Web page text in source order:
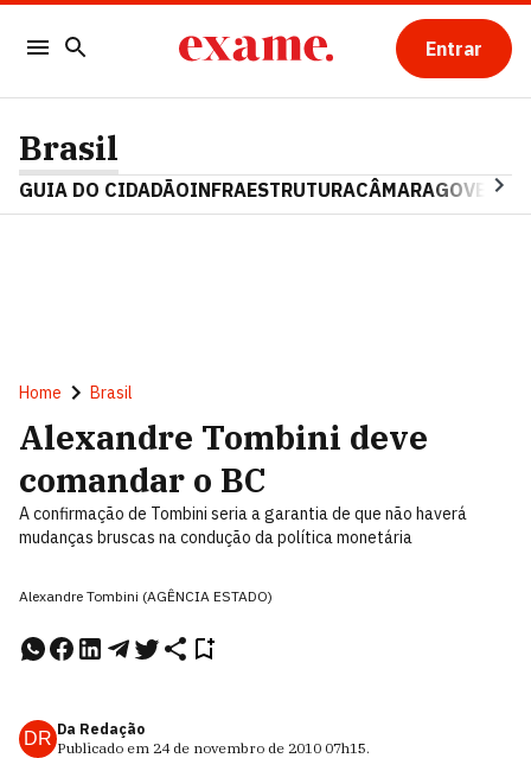
Entrar
Brasil
GUIA DO CIDADÃOINFRAESTRUTURACÂMARAGOVERNO
Home Brasil
Alexandre Tombini deve
comandar o BC
A confirmação de Tombini seria a garantia de que não haverá
mudanças bruscas na condução da política monetária
Alexandre Tombini (AGÊNCIA ESTADO)
DR Da Redação
Publicado em 24 de novembro de 2010 07h15.